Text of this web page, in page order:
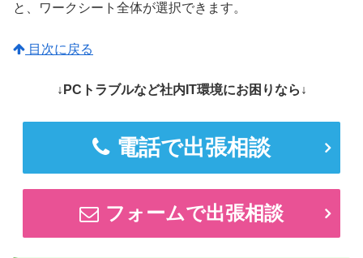
と、ワークシート全体が選択できます。
目次に戻る
↓PCトラブルなど社内IT環境にお困りなら↓
電話で出張相談
フォームで出張相談